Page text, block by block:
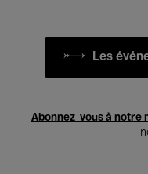
Les
Abonnez-vous à notre